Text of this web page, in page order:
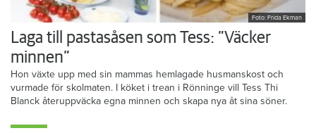
Foto: Frida Ekman
Laga till pastasåsen som Tess: ”Väcker
minnen”
Hon växte upp med sin mammas hemlagade husmanskost och
vurmade för skolmaten. I köket i trean i Rönninge vill Tess Thi
Blanck återuppväcka egna minnen och skapa nya åt sina söner.